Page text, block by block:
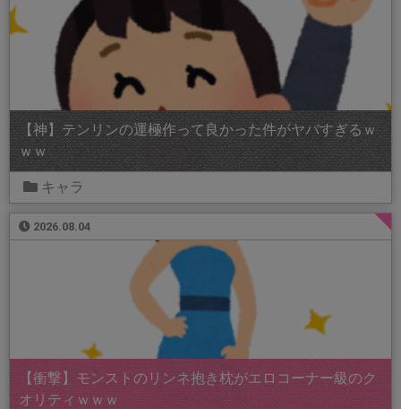
【神】テンリンの運極作って良かった件がヤバすぎるｗ
ｗｗ
キャラ
2026.08.04
【衝撃】モンストのリンネ抱き枕がエロコーナー級のク
オリティｗｗｗ